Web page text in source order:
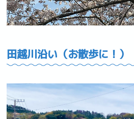
田越川沿い（お散歩に！）